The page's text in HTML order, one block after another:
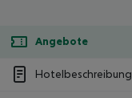
Angebote
Hotelbeschreibung